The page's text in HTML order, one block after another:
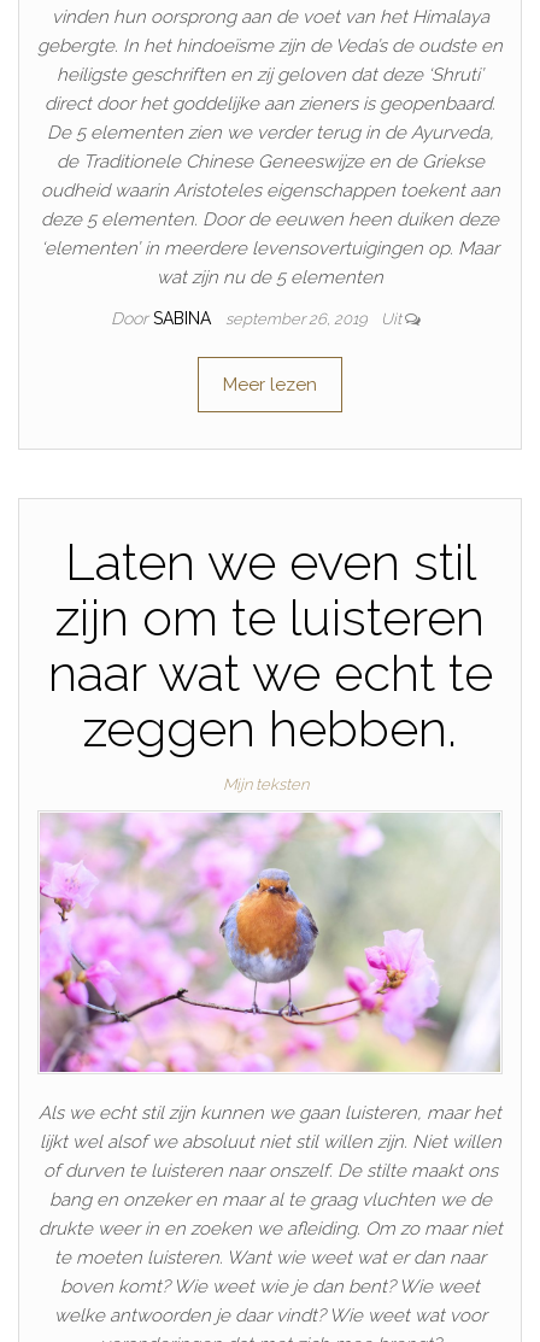
vinden hun oorsprong aan de voet van het Himalaya
gebergte. In het hindoeïsme zijn de Veda’s de oudste en
heiligste geschriften en zij geloven dat deze ‘Shruti’
direct door het goddelijke aan zieners is geopenbaard.
De 5 elementen zien we verder terug in de Ayurveda,
de Traditionele Chinese Geneeswijze en de Griekse
oudheid waarin Aristoteles eigenschappen toekent aan
deze 5 elementen. Door de eeuwen heen duiken deze
‘elementen’ in meerdere levensovertuigingen op. Maar
wat zijn nu de 5 elementen
Door SABINA september 26, 2019 Uit
Meer lezen
Laten we even stil
zijn om te luisteren
naar wat we echt te
zeggen hebben.
Mijn teksten
Als we echt stil zijn kunnen we gaan luisteren, maar het
lijkt wel alsof we absoluut niet stil willen zijn. Niet willen
of durven te luisteren naar onszelf. De stilte maakt ons
bang en onzeker en maar al te graag vluchten we de
drukte weer in en zoeken we afleiding. Om zo maar niet
te moeten luisteren. Want wie weet wat er dan naar
boven komt? Wie weet wie je dan bent? Wie weet
welke antwoorden je daar vindt? Wie weet wat voor